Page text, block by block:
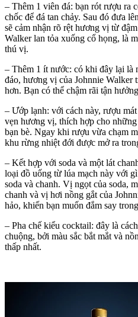
– Thêm 1 viên đá: bạn rót rượu ra
chốc để đá tan chảy. Sau đó đưa
sẽ cảm nhận rõ rệt hương vị từ
Walker lan tỏa xuống cổ họng, là
thú vị.
– Thêm 1 ít nước: có khi đây lại là
đáo, hương vị của Johnnie Walker
hơn. Bạn có thể chậm rãi tận
– Ướp lạnh: với cách này, rượu
vẹn hương vị, thích hợp cho
bạn bè. Ngay khi rượu vừa chạm
khu rừng nhiệt đới được mở ra
– Kết hợp với soda và một lát
loại đồ uống từ lúa mạch này với
soda và chanh. Vị ngọt của soda,
chanh và vị hơi nồng gắt của
hảo, khiến bạn muốn đắm say
– Pha chế kiểu cocktail: đây là
chuộng, bởi màu sắc bắt mắt và
thấp nhất.